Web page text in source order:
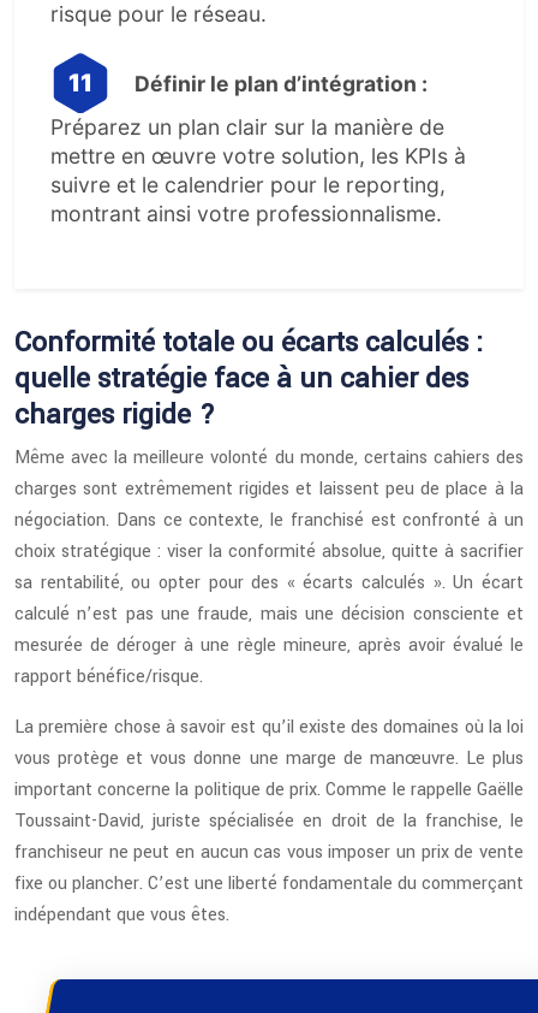
risque pour le réseau.
Définir le plan d’intégration :
Préparez un plan clair sur la manière de
mettre en œuvre votre solution, les KPIs à
suivre et le calendrier pour le reporting,
montrant ainsi votre professionnalisme.
Conformité totale ou écarts calculés :
quelle stratégie face à un cahier des
charges rigide ?
Même avec la meilleure volonté du monde, certains cahiers des
charges sont extrêmement rigides et laissent peu de place à la
négociation. Dans ce contexte, le franchisé est confronté à un
choix stratégique : viser la conformité absolue, quitte à sacrifier
sa rentabilité, ou opter pour des « écarts calculés ». Un écart
calculé n’est pas une fraude, mais une décision consciente et
mesurée de déroger à une règle mineure, après avoir évalué le
rapport bénéfice/risque.
La première chose à savoir est qu’il existe des domaines où la loi
vous protège et vous donne une marge de manœuvre. Le plus
important concerne la politique de prix. Comme le rappelle Gaëlle
Toussaint-David, juriste spécialisée en droit de la franchise, le
franchiseur ne peut en aucun cas vous imposer un prix de vente
fixe ou plancher. C’est une liberté fondamentale du commerçant
indépendant que vous êtes.